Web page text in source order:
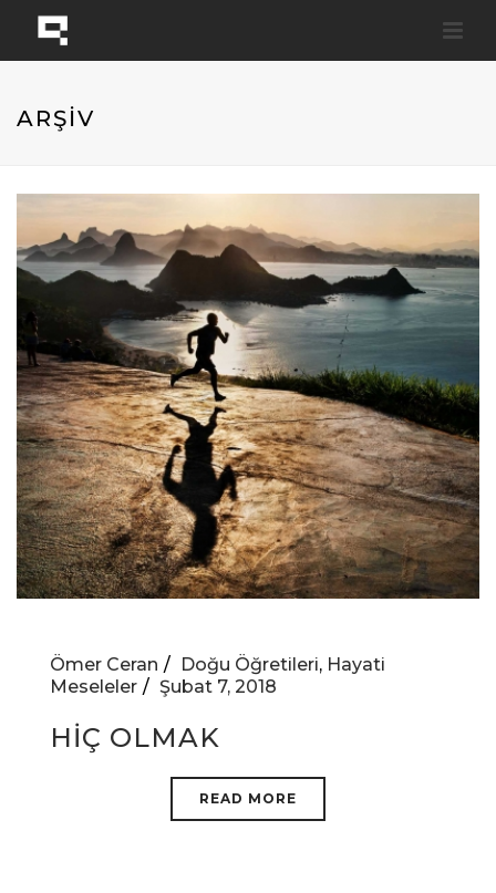
ARŞİV
Ömer Ceran Doğu Öğretileri, Hayati
Meseleler
Şubat 7, 2018
HİÇ OLMAK
READ MORE